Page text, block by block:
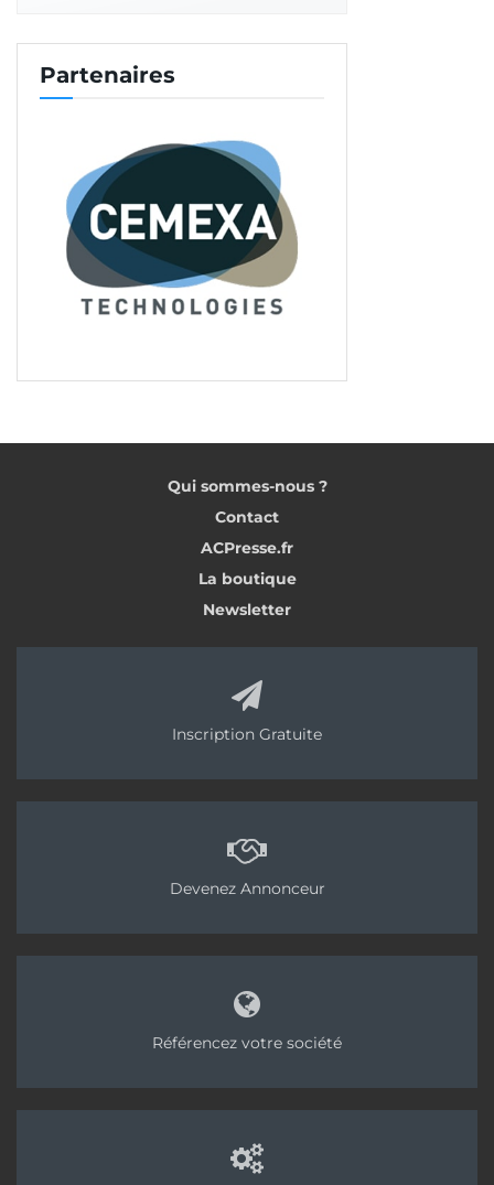
Grand Ouest.
Suivez-nous surtous nos réseaux sociaux !
Partenaires
Qui sommes-nous ?
Contact
ACPresse.fr
La boutique
Newsletter
Inscription Gratuite
Devenez Annonceur
Référencez votre société